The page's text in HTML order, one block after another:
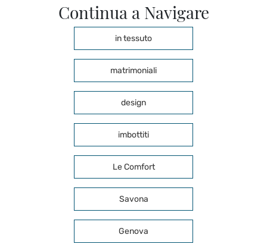
Continua a Navigare
in tessuto
matrimoniali
design
imbottiti
Le Comfort
Savona
Genova